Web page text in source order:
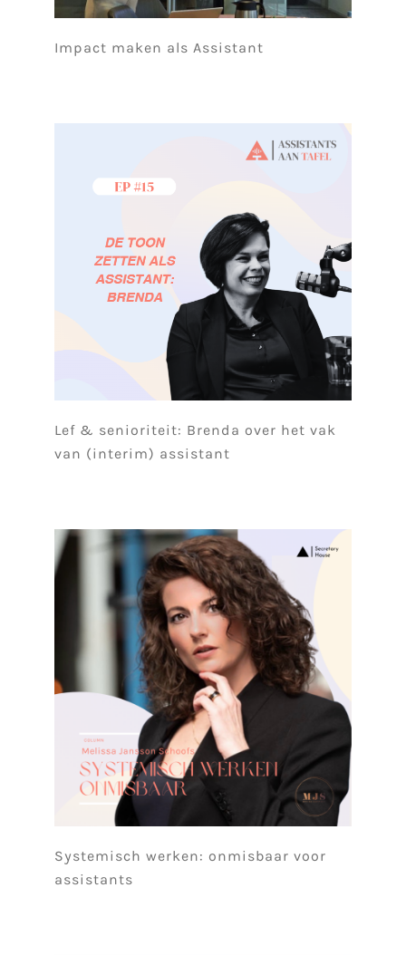
Impact maken als Assistant
Lef & senioriteit: Brenda over het vak
van (interim) assistant
Systemisch werken: onmisbaar voor
assistants